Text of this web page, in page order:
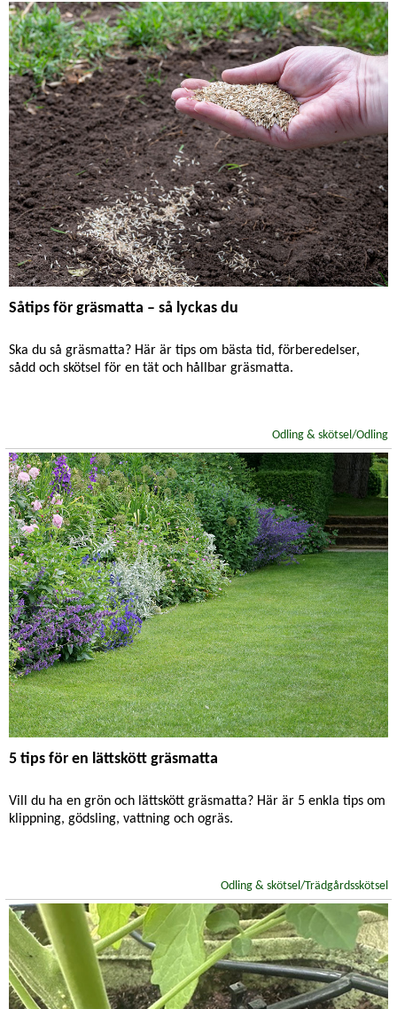
Såtips för gräsmatta – så lyckas du
Ska du så gräsmatta? Här är tips om bästa tid, förberedelser,
sådd och skötsel för en tät och hållbar gräsmatta.
Odling & skötsel/Odling
5 tips för en lättskött gräsmatta
Vill du ha en grön och lättskött gräsmatta? Här är 5 enkla tips om
klippning, gödsling, vattning och ogräs.
Odling & skötsel/Trädgårdsskötsel